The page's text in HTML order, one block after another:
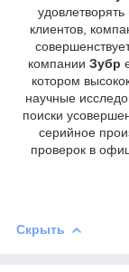
клиентов,
компании Зубр
котором
научные
поиски
серийное
проверок в
Скрыть